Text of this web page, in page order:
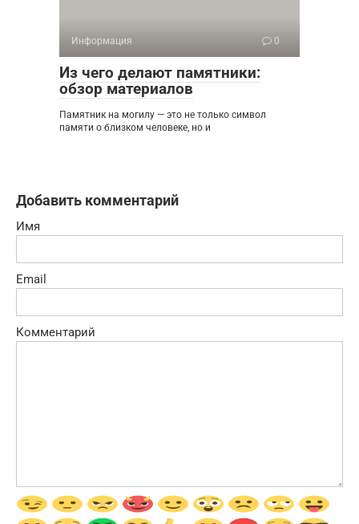
Информация 0
Из чего делают памятники:
обзор материалов
Памятник на могилу — это не только символ
памяти о близком человеке, но и
Добавить комментарий
Имя
Email
Комментарий